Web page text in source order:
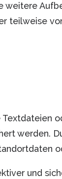
teilweise
werden.
und